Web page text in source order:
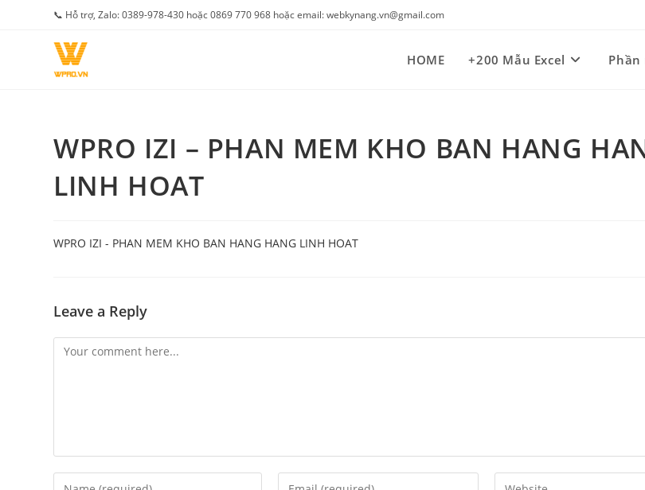
📞 Hỗ trợ, Zalo: 0389-978-430 hoặc 0869 770 968 hoặc email: webkynang.vn@gmail.com
HOME +200 Mẫu Excel Phần
WPRO IZI – PHAN MEM KHO BAN HANG
LINH HOAT
WPRO IZI - PHAN MEM KHO BAN HANG HANG LINH HOAT
Leave a Reply
Comment
Enter
Enter
Enter